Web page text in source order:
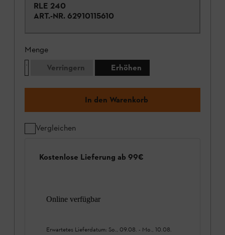
RLE 240
ART.-NR. 62910115610
Menge
Verringern
Erhöhen
In den Warenkorb
Vergleichen
Kostenlose Lieferung ab 99€
Online verfügbar
Erwartetes Lieferdatum: So., 09.08. - Mo., 10.08.